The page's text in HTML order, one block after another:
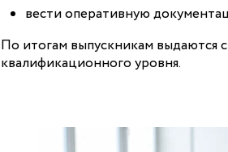
вести оперативную
По итогам выпускникам выдаются
квалификационного уровня.